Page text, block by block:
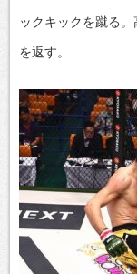
ックキックを蹴る
を返す。